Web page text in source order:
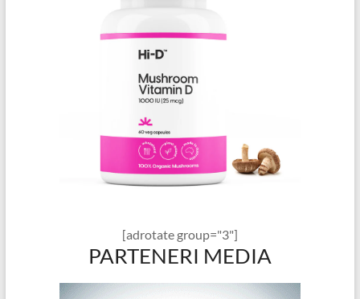
[adrotate group="3"]
PARTENERI MEDIA